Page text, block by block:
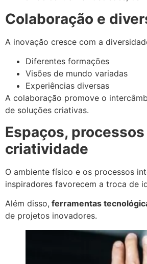
Colaboração e
A inovação cresce com a
Diferentes formações
Visões de mundo variadas
Experiências diversas
A colaboração promove o
de soluções criativas.
Espaços,
criatividade
O ambiente físico e os processos
inspiradores favorecem a troca de
Além disso, ferramentas
de projetos inovadores.